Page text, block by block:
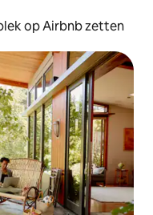
op Airbnb zetten